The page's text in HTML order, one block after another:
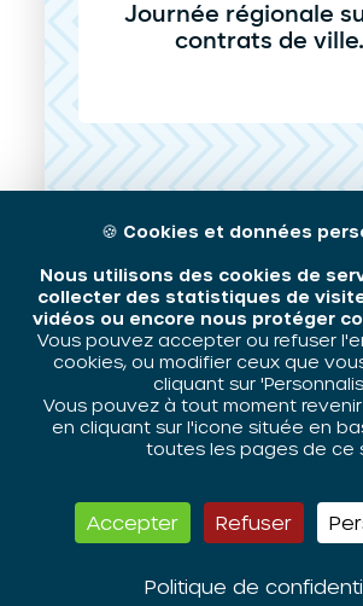
Journée régionale
contrats de ville.
Tous les 15 jours les
9h30
Questions autour
🍪 Cookies et données
Nous utilisons des cookies de
collecter des statistiques de
vidéos ou encore nous protéger
Vous pouvez accepter ou refuser
cookies, ou modifier ceux que
cliquant sur
Vous pouvez à tout moment
en cliquant sur l'icone située en
toutes les pages de ce
Accepter Refuser
Politique de